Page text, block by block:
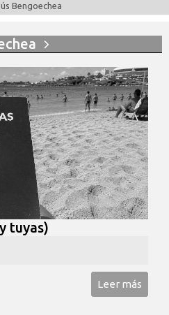
Bengoechea
tuyas)
Leer más